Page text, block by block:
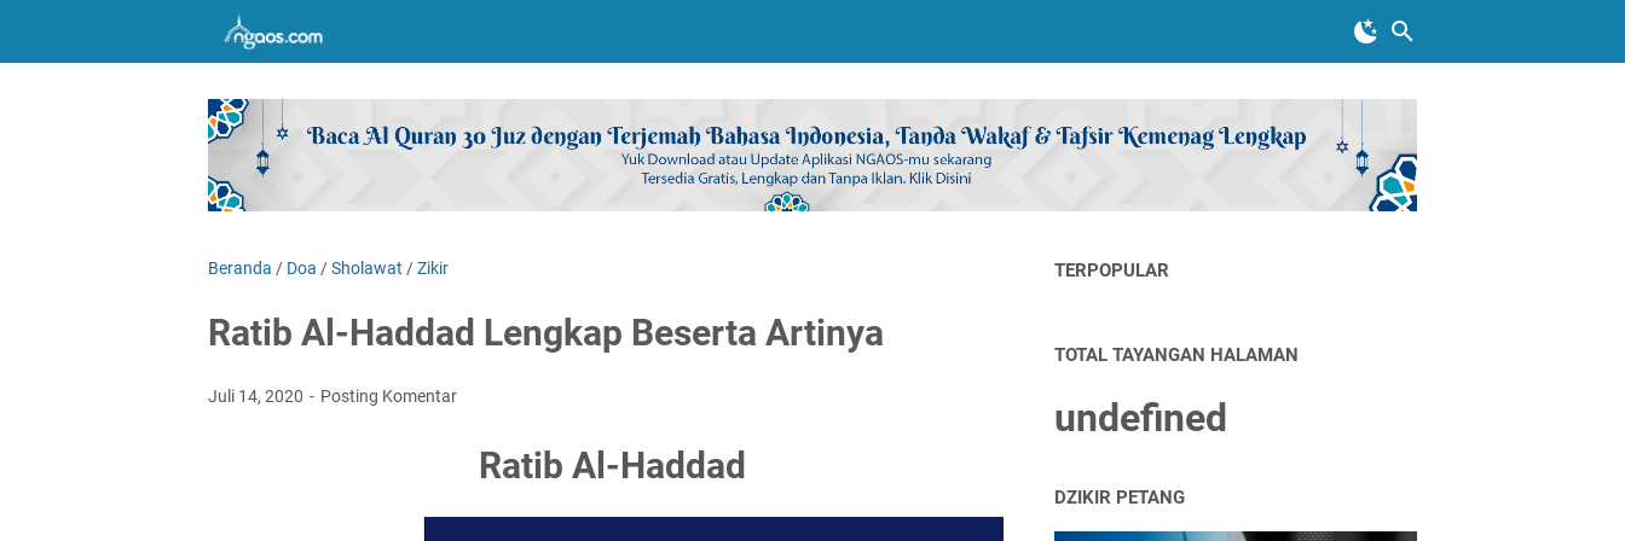
Beranda / Doa /Sholawat /Zikir
Ratib Al-Haddad Lengkap Beserta Artinya
Juli 14, 2020 Posting Komentar
Ratib Al-Haddad
TERPOPULAR
TOTAL TAYANGAN HALAMAN
undefned
DZIKIR PETANG